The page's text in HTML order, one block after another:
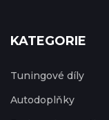
KATEGORIE
Tuningové díly
Autodoplňky